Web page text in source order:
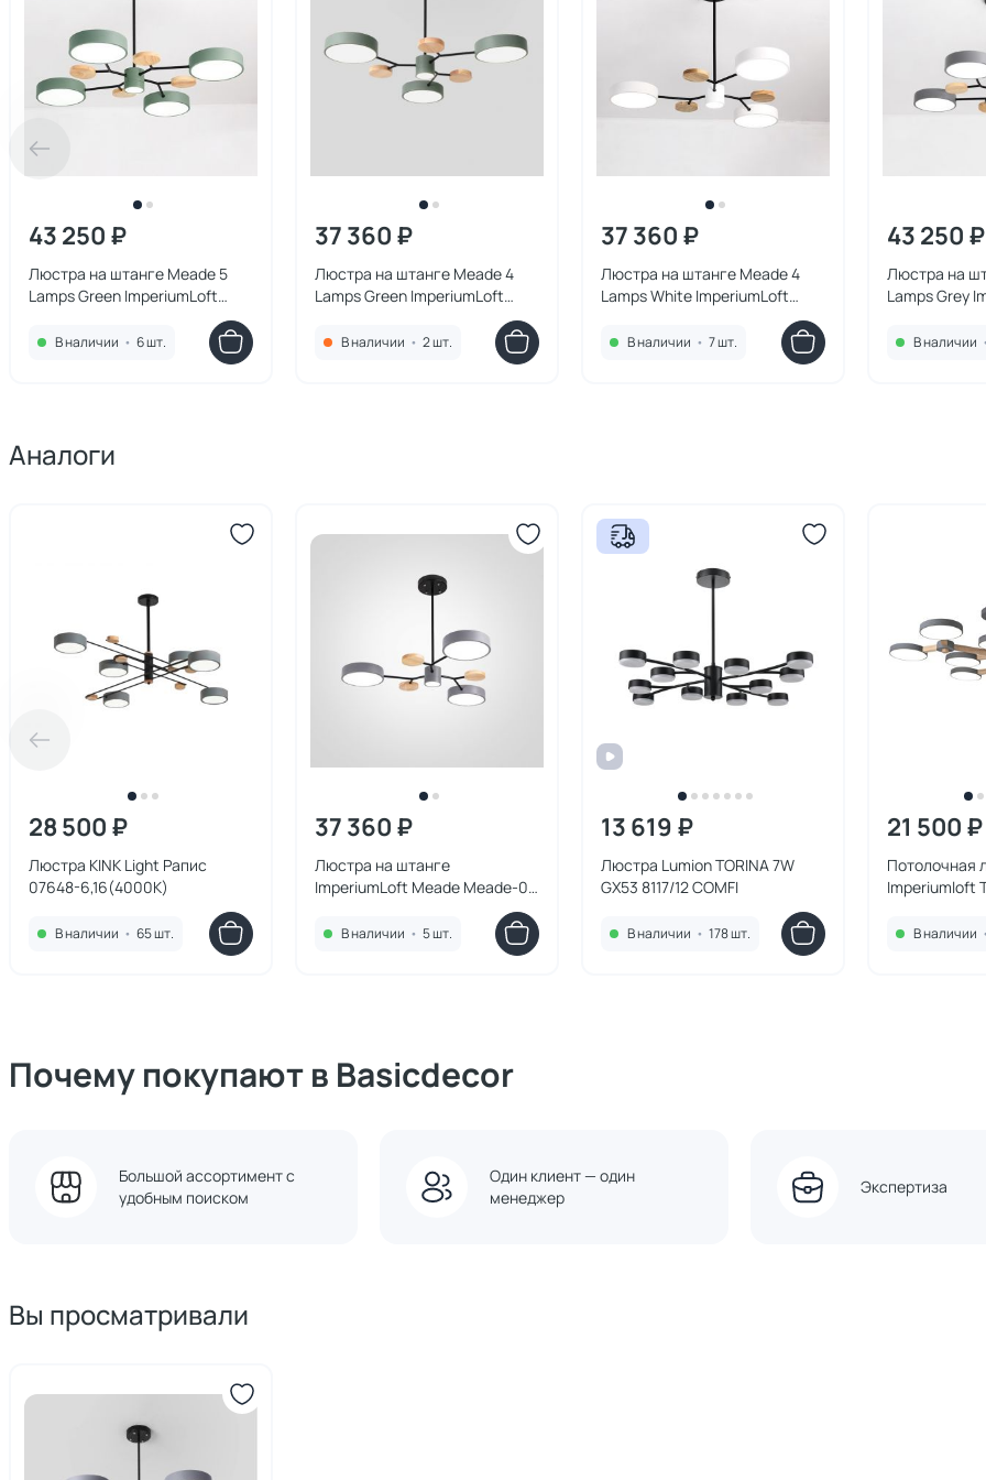
43 250 ₽
Люстра на штанге Meade 5
Lamps Green ImperiumLoft
В наличии • 6 шт.
37 360 ₽
Люстра на штанге Meade 4
Lamps Green ImperiumLoft
В наличии • 2 шт.
37 360 ₽
Люстра на штанге Meade 4
Lamps White ImperiumLoft
В наличии • 7 шт.
43 250 ₽
Люстра на
Lamps Grey
В наличии •
Аналоги
28 500 ₽
Люстра KINK Light Рапис
07648-6,16(4000K)
В наличии • 65 шт.
37 360 ₽
Люстра на штанге
ImperiumLoft Meade Meade-01
В наличии • 5 шт.
13 619 ₽
Люстра Lumion TORINA 7W
GX53 8117/12 COMFI
В наличии • 178 шт.
21 500 ₽
Потолочная
Imperiumloft
4000-6000K
сераяВ наличии •
Почему покупают в Basicdecor
Большой ассортимент с
удобным поиском
Один клиент — один
менеджер
Экспертиза
Вы просматривали